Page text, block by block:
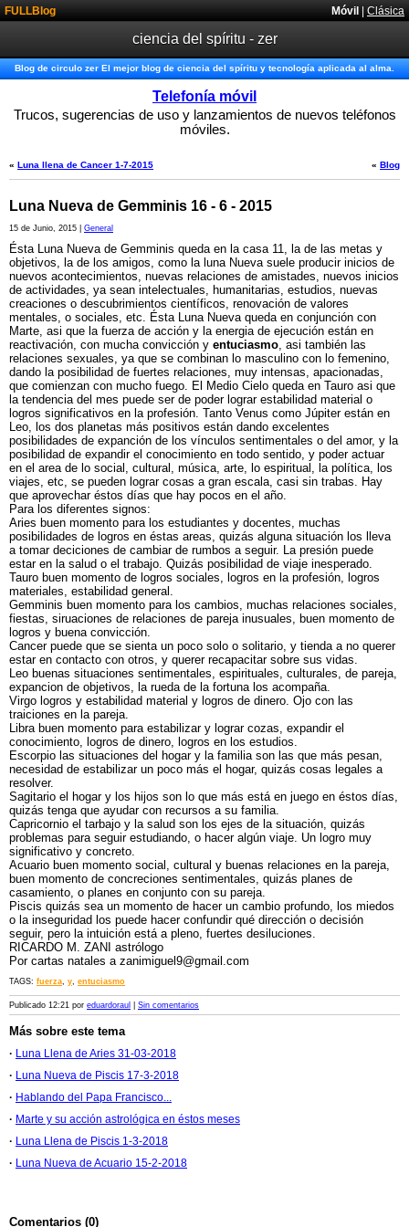
Móvil | Clásica
FULLBlog
ciencia del spíritu - zer
Blog de circulo zer El mejor blog de ciencia del spíritu y tecnología aplicada al alma.
Telefonía móvil
Trucos, sugerencias de uso y lanzamientos de nuevos teléfonos
móviles.
« Blog
« Luna llena de Cancer 1-7-2015
Luna Nueva de Gemminis 16 - 6 - 2015
15 de Junio, 2015 | General
Ésta Luna Nueva de Gemminis queda en la casa 11, la de las metas y
objetivos, la de los amigos, como la luna Nueva suele producir inicios de
nuevos acontecimientos, nuevas relaciones de amistades, nuevos inicios
de actividades, ya sean intelectuales, humanitarias, estudios, nuevas
creaciones o descubrimientos científicos, renovación de valores
mentales, o sociales, etc. Ésta Luna Nueva queda en conjunción con
Marte, asi que la fuerza de acción y la energia de ejecución están en
reactivación, con mucha convicción y entuciasmo, asi también las
relaciones sexuales, ya que se combinan lo masculino con lo femenino,
dando la posibilidad de fuertes relaciones, muy intensas, apacionadas,
que comienzan con mucho fuego. El Medio Cielo queda en Tauro asi que
la tendencia del mes puede ser de poder lograr estabilidad material o
logros significativos en la profesión. Tanto Venus como Júpiter están en
Leo, los dos planetas más positivos están dando excelentes
posibilidades de expanción de los vínculos sentimentales o del amor, y la
posibilidad de expandir el conocimiento en todo sentido, y poder actuar
en el area de lo social, cultural, música, arte, lo espiritual, la política, los
viajes, etc, se pueden lograr cosas a gran escala, casi sin trabas. Hay
que aprovechar éstos días que hay pocos en el año.
Para los diferentes signos:
Aries buen momento para los estudiantes y docentes, muchas
posibilidades de logros en éstas areas, quizás alguna situación los lleva
a tomar deciciones de cambiar de rumbos a seguir. La presión puede
estar en la salud o el trabajo. Quizás posibilidad de viaje inesperado.
Tauro buen momento de logros sociales, logros en la profesión, logros
materiales, estabilidad general.
Gemminis buen momento para los cambios, muchas relaciones sociales,
fiestas, siruaciones de relaciones de pareja inusuales, buen momento de
logros y buena convicción.
Cancer puede que se sienta un poco solo o solitario, y tienda a no querer
estar en contacto con otros, y querer recapacitar sobre sus vidas.
Leo buenas situaciones sentimentales, espirituales, culturales, de pareja,
expancion de objetivos, la rueda de la fortuna los acompaña.
Virgo logros y estabilidad material y logros de dinero. Ojo con las
traiciones en la pareja.
Libra buen momento para estabilizar y lograr cozas, expandir el
conocimiento, logros de dinero, logros en los estudios.
Escorpio las situaciones del hogar y la familia son las que más pesan,
necesidad de estabilizar un poco más el hogar, quizás cosas legales a
resolver.
Sagitario el hogar y los hijos son lo que más está en juego en éstos días,
quizás tenga que ayudar con recursos a su familia.
Capricornio el tarbajo y la salud son los ejes de la situación, quizás
problemas para seguir estudiando, o hacer algún viaje. Un logro muy
significativo y concreto.
Acuario buen momento social, cultural y buenas relaciones en la pareja,
buen momento de concreciones sentimentales, quizás planes de
casamiento, o planes en conjunto con su pareja.
Piscis quizás sea un momento de hacer un cambio profundo, los miedos
o la inseguridad los puede hacer confundir qué dirección o decisión
seguir, pero la intuición está a pleno, fuertes desiluciones.
RICARDO M. ZANI astrólogo
Por cartas natales a zanimiguel9@gmail.com
TAGS: fuerza, y, entuciasmo
Publicado 12:21 por eduardoraul Sin comentarios
Más sobre este tema
· Luna Llena de Aries 31-03-2018
· Luna Nueva de Piscis 17-3-2018
· Hablando del Papa Francisco...
· Marte y su acción astrológica en éstos meses
· Luna Llena de Piscis 1-3-2018
· Luna Nueva de Acuario 15-2-2018
Comentarios (0)